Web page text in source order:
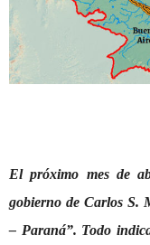
El próximo mes de
gobierno de Carlos S.
– Paraná”. Todo